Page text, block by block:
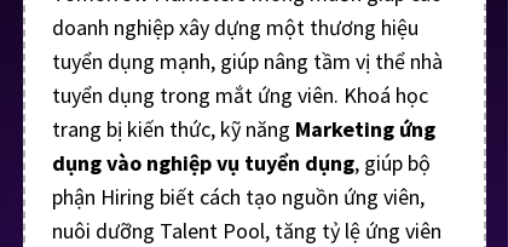
doanh nghiệp xây dựng một thương hiệu
tuyển dụng mạnh, giúp nâng tầm vị thể nhà
tuyển dụng trong mắt ứng viên. Khoá học
trang bị kiến thức, kỹ năng Marketing ứng
dụng vào nghiệp vụ tuyển dụng, giúp bộ
phận Hiring biết cách tạo nguồn ứng viên,
nuôi dưỡng Talent Pool, tăng tỷ lệ ứng viên